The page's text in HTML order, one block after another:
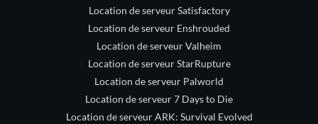
Location de serveur Satisfactory
Location de serveur Enshrouded
Location de serveur Valheim
Location de serveur StarRupture
Location de serveur Palworld
Location de serveur 7 Days to Die
Location de serveur ARK: Survival Evolved